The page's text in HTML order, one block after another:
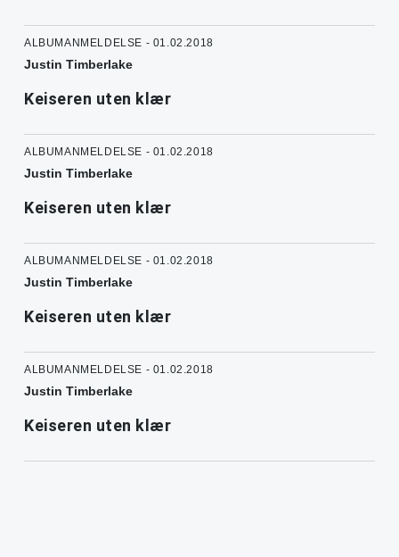
ALBUMANMELDELSE - 01.02.2018
Justin Timberlake
Keiseren uten klær
ALBUMANMELDELSE - 01.02.2018
Justin Timberlake
Keiseren uten klær
ALBUMANMELDELSE - 01.02.2018
Justin Timberlake
Keiseren uten klær
ALBUMANMELDELSE - 01.02.2018
Justin Timberlake
Keiseren uten klær